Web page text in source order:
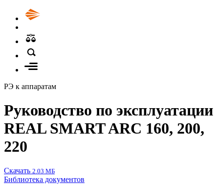
РЭ к аппаратам
Руководство по эксплуатации
REAL SMART ARC 160, 200,
220
Скачать 2.03 МБ
Библиотека документов